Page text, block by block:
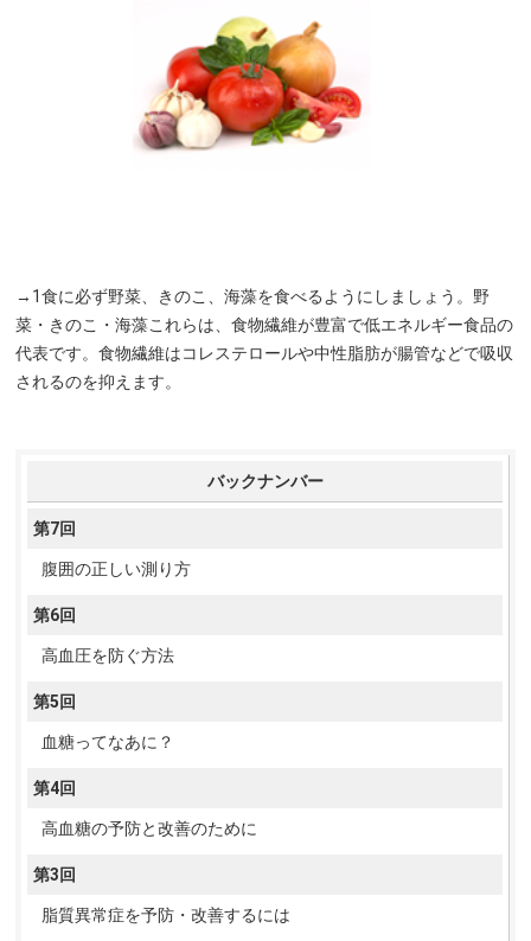
→1食に必ず野菜、きのこ、海藻を食べるようにしましょう。野
菜・きのこ・海藻これらは、食物繊維が豊富で低エネルギー食品の
代表です。食物繊維はコレステロールや中性脂肪が腸管などで吸収
されるのを抑えます。
バックナンバー
第7回
腹囲の正しい測り方
第6回
高血圧を防ぐ方法
第5回
血糖ってなあに？
第4回
高血糖の予防と改善のために
第3回
脂質異常症を予防・改善するには